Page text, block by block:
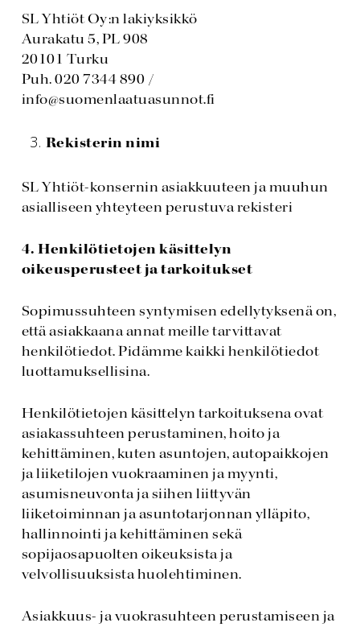
SL Yhtiöt Oy:n lakiyksikkö
Aurakatu 5, PL 908
20101 Turku
Puh. 020 7344 890 /
info@suomenlaatuasunnot.fi
Rekisterin nimi
SL Yhtiöt-konsernin asiakkuuteen ja muuhun
asialliseen yhteyteen perustuva rekisteri
4. Henkilötietojen käsittelyn
oikeusperusteet ja tarkoitukset
Sopimussuhteen syntymisen edellytyksenä on,
että asiakkaana annat meille tarvittavat
henkilötiedot. Pidämme kaikki henkilötiedot
luottamuksellisina.
Henkilötietojen käsittelyn tarkoituksena ovat
asiakassuhteen perustaminen, hoito ja
kehittäminen, kuten asuntojen, autopaikkojen
ja liiketilojen vuokraaminen ja myynti,
asumisneuvonta ja siihen liittyvän
liiketoiminnan ja asuntotarjonnan ylläpito,
hallinnointi ja kehittäminen sekä
sopijaosapuolten oikeuksista ja
velvollisuuksista huolehtiminen.
Asiakkuus- ja vuokrasuhteen perustamiseen ja